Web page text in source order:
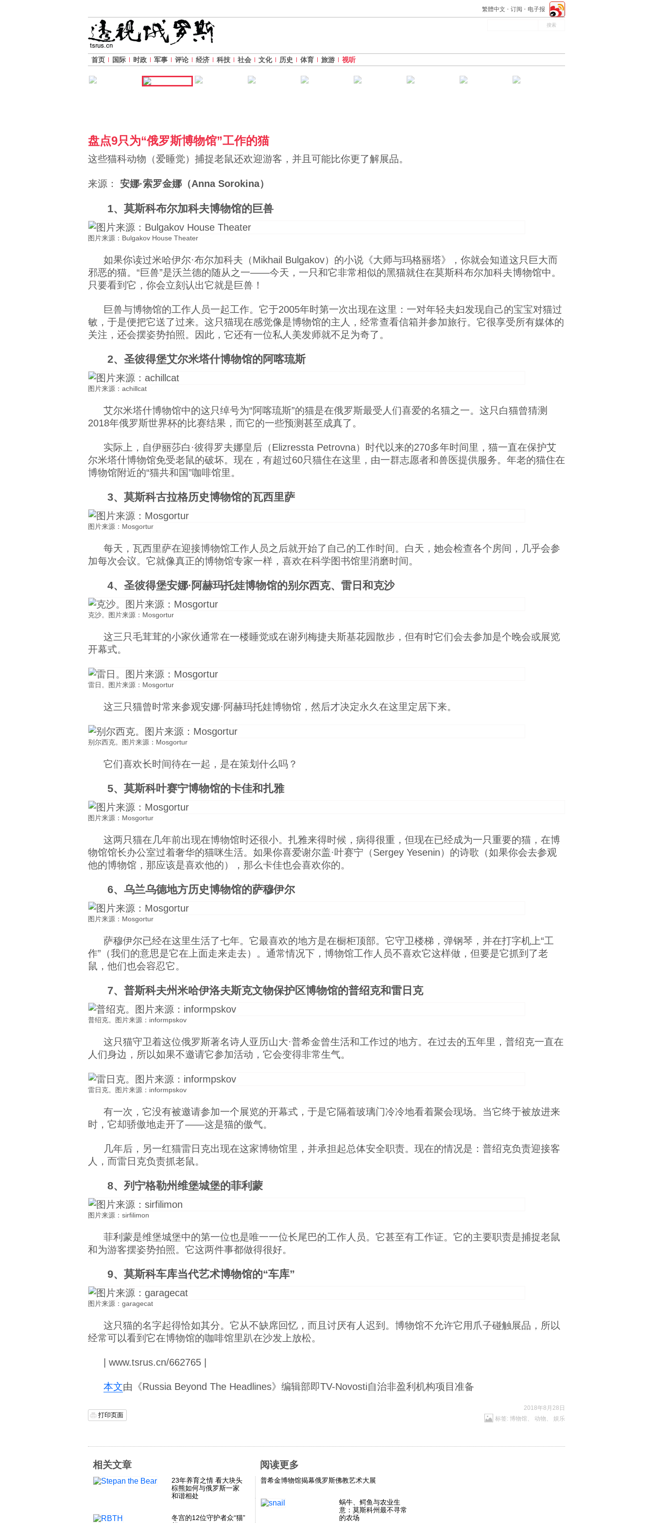
繁體中文 订阅 电子报
首页 国际 时政 军事 评论 经济 科技 社会 文化 历史 体育 旅游 视听
盘点9只为“俄罗斯博物馆”工作的猫
这些猫科动物（爱睡觉）捕捉老鼠还欢迎游客，并且可能比你更了解展品。
来源： 安娜·索罗金娜（Anna Sorokina）
1、莫斯科布尔加科夫博物馆的巨兽
图片来源：Bulgakov House Theater
如果你读过米哈伊尔·布尔加科夫（Mikhail Bulgakov）的小说《大师与玛格丽塔》，你就会知道这只巨大而
邪恶的猫。“巨兽”是沃兰德的随从之一——今天，一只和它非常相似的黑猫就住在莫斯科布尔加科夫博物馆中。
只要看到它，你会立刻认出它就是巨兽！
巨兽与博物馆的工作人员一起工作。它于2005年时第一次出现在这里：一对年轻夫妇发现自己的宝宝对猫过
敏，于是便把它送了过来。这只猫现在感觉像是博物馆的主人，经常查看信箱并参加旅行。它很享受所有媒体的
关注，还会摆姿势拍照。因此，它还有一位私人美发师就不足为奇了。
2、圣彼得堡艾尔米塔什博物馆的阿喀琉斯
图片来源：achillcat
艾尔米塔什博物馆中的这只绰号为“阿喀琉斯”的猫是在俄罗斯最受人们喜爱的名猫之一。这只白猫曾猜测
2018年俄罗斯世界杯的比赛结果，而它的一些预测甚至成真了。
实际上，自伊丽莎白·彼得罗夫娜皇后（Elizressta Petrovna）时代以来的270多年时间里，猫一直在保护艾
尔米塔什博物馆免受老鼠的破坏。现在，有超过60只猫住在这里，由一群志愿者和兽医提供服务。年老的猫住在
博物馆附近的“猫共和国”咖啡馆里。
3、莫斯科古拉格历史博物馆的瓦西里萨
图片来源：Mosgortur
每天，瓦西里萨在迎接博物馆工作人员之后就开始了自己的工作时间。白天，她会检查各个房间，几乎会参
加每次会议。它就像真正的博物馆专家一样，喜欢在科学图书馆里消磨时间。
4、圣彼得堡安娜·阿赫玛托娃博物馆的别尔西克、雷日和克沙
克沙。图片来源：Mosgortur
这三只毛茸茸的小家伙通常在一楼睡觉或在谢列梅捷夫斯基花园散步，但有时它们会去参加是个晚会或展览
开幕式。
雷日。图片来源：Mosgortur
这三只猫曾时常来参观安娜·阿赫玛托娃博物馆，然后才决定永久在这里定居下来。
别尔西克。图片来源：Mosgortur
它们喜欢长时间待在一起，是在策划什么吗？
5、莫斯科叶赛宁博物馆的卡佳和扎雅
图片来源：Mosgortur
这两只猫在几年前出现在博物馆时还很小。扎雅来得时候，病得很重，但现在已经成为一只重要的猫，在博
物馆馆长办公室过着奢华的猫咪生活。如果你喜爱谢尔盖·叶赛宁（Sergey Yesenin）的诗歌（如果你会去参观
他的博物馆，那应该是喜欢他的），那么卡佳也会喜欢你的。
6、乌兰乌德地方历史博物馆的萨穆伊尔
图片来源：Mosgortur
萨穆伊尔已经在这里生活了七年。它最喜欢的地方是在橱柜顶部。它守卫楼梯，弹钢琴，并在打字机上“工
作”（我们的意思是它在上面走来走去）。通常情况下，博物馆工作人员不喜欢它这样做，但要是它抓到了老
鼠，他们也会容忍它。
7、普斯科夫州米哈伊洛夫斯克文物保护区博物馆的普绍克和雷日克
普绍克。图片来源：informpskov
这只猫守卫着这位俄罗斯著名诗人亚历山大·普希金曾生活和工作过的地方。在过去的五年里，普绍克一直在
人们身边，所以如果不邀请它参加活动，它会变得非常生气。
雷日克。图片来源：informpskov
有一次，它没有被邀请参加一个展览的开幕式，于是它隔着玻璃门冷冷地看着聚会现场。当它终于被放进来
时，它却骄傲地走开了——这是猫的傲气。
几年后，另一红猫雷日克出现在这家博物馆里，并承担起总体安全职责。现在的情况是：普绍克负责迎接客
人，而雷日克负责抓老鼠。
8、列宁格勒州维堡城堡的菲利蒙
图片来源：sirfilimon
菲利蒙是维堡城堡中的第一位也是唯一一位长尾巴的工作人员。它甚至有工作证。它的主要职责是捕捉老鼠
和为游客摆姿势拍照。它这两件事都做得很好。
9、莫斯科车库当代艺术博物馆的“车库”
图片来源：garagecat
这只猫的名字起得恰如其分。它从不缺席回忆，而且讨厌有人迟到。博物馆不允许它用爪子碰触展品，所以
经常可以看到它在博物馆的咖啡馆里趴在沙发上放松。
| www.tsrus.cn/662765 |
本文由《Russia Beyond The Headlines》编辑部即TV-Novosti自治非盈利机构项目准备
打印页面
2018年8月28日
标签: 博物馆、 动物 、 娱乐
相关文章
23年养育之情 看大块头
棕熊如何与俄罗斯一家
和谐相处
冬宫的12位守护者众“猫”
阅读更多
普希金博物馆揭幕俄罗斯佛教艺术大展
蜗牛、鳄鱼与农业生
意：莫斯科州最不寻常
的农场